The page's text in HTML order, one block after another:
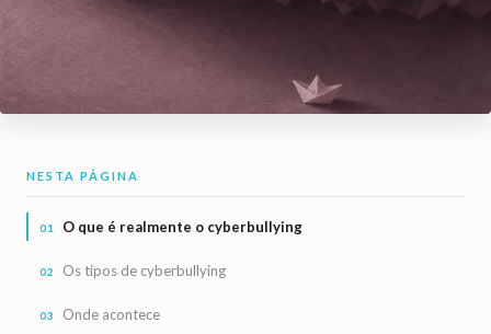
NESTA PÁGINA
O que é realmente o cyberbullying
Os tipos de cyberbullying
Onde acontece